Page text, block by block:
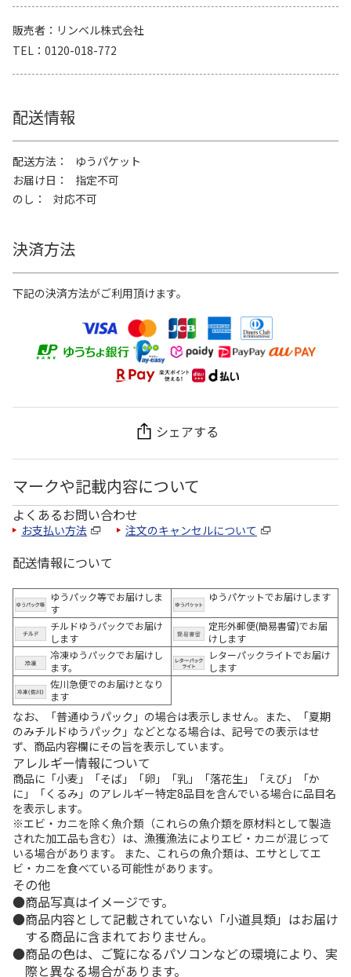
販売者
リンベル株式会社
TEL
0120-018-772
配送情報
配送方法
ゆうパケット
お届け日
指定不可
のし
対応不可
決済方法
下記の決済方法がご利用頂けます。
シェアする
マークや記載内容について
よくあるお問い合わせ
お支払い方法 注文のキャンセルについて
配送情報について
ゆうパック等でお届けしま
す
ゆうパケットでお届けします
チルドゆうパックでお届け
します
定形外郵便(簡易書留)でお届
けします
冷凍ゆうパックでお届けし
ます。
レターパックライトでお届け
します
佐川急便でのお届けとなり
ます
なお、「普通ゆうパック」の場合は表示しません。また、「夏期
のみチルドゆうパック」などとなる場合は、記号での表示はせ
ず、商品内容欄にその旨を表示しています。
アレルギー情報について
商品に「小麦」「そば」「卵」「乳」「落花生」「えび」「か
に」「くるみ」のアレルギー特定8品目を含んでいる場合に品目名
を表示します。
※エビ・カニを除く魚介類（これらの魚介類を原材料として製造
された加工品も含む）は、漁獲漁法によりエビ・カニが混じって
いる場合があります。 また、これらの魚介類は、エサとしてエ
ビ・カニを食べている可能性があります。
その他
商品写真はイメージです。
商品内容として記載されていない「小道具類」はお届け
する商品に含まれておりません。
商品の色は、ご覧になるパソコンなどの環境により、実
際と異なる場合があります。